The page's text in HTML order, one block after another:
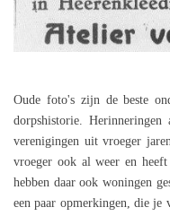
Oude foto's zijn de beste
dorpshistorie. Herinneringen
verenigingen uit vroeger
vroeger ook al weer en
hebben daar ook woningen
een paar opmerkingen, die je